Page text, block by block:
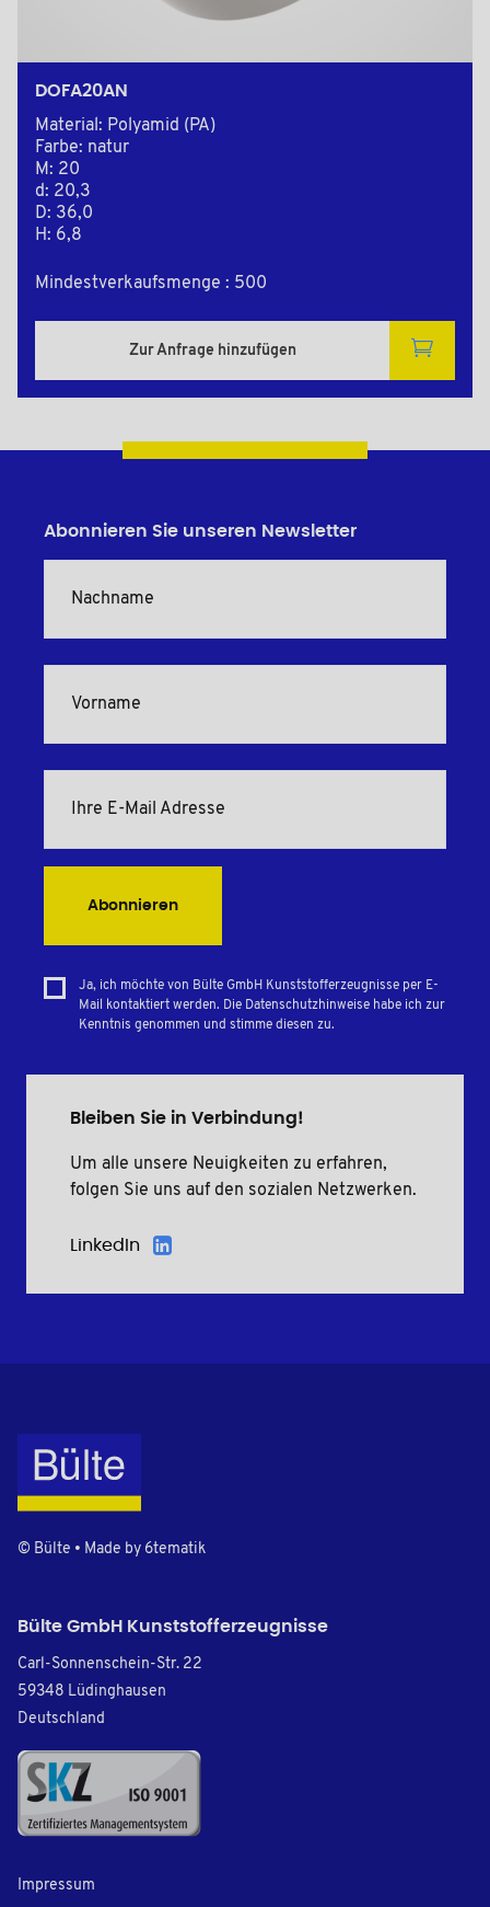
DOFA20AN
Material: Polyamid (PA)
Farbe: natur
M: 20
d: 20,3
D: 36,0
H: 6,8
Mindestverkaufsmenge : 500
Zur Anfrage hinzufügen
Abonnieren Sie unseren Newsletter
Abonnieren
Ja, ich möchte von Bülte GmbH Kunststofferzeugnisse per E-
Mail kontaktiert werden. Die Datenschutzhinweise habe ich zur
Kenntnis genommen und stimme diesen zu.
Bleiben Sie in Verbindung!
Um alle unsere Neuigkeiten zu erfahren,
folgen Sie uns auf den sozialen Netzwerken.
LinkedIn
© Bülte • Made by 6tematik
Bülte GmbH Kunststofferzeugnisse
Carl-Sonnenschein-Str. 22
59348 Lüdinghausen
Deutschland
Impressum